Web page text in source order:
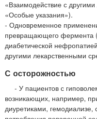
«Взаимодействие с
«Особые указания»).
- Одновременное
превращающего фермента
диабетической
другими лекарственными
С осторожностью
- У пациентов с
возникающих, например,
диуретиками,